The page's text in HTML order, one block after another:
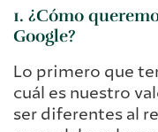
1. ¿Cómo
Google?
Lo primero que
cuál es nuestro
ser diferentes al